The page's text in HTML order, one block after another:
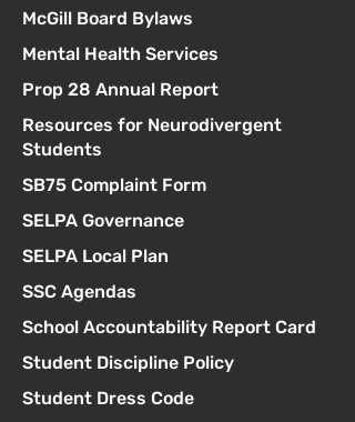
McGill Board Bylaws
Mental Health Services
Prop 28 Annual Report
Resources for Neurodivergent
Students
SB75 Complaint Form
SELPA Governance
SELPA Local Plan
SSC Agendas
School Accountability Report Card
Student Discipline Policy
Student Dress Code